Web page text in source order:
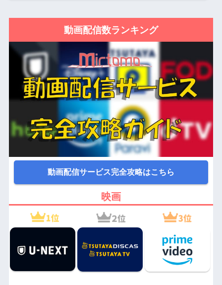
動画配信数ランキング
動画配信サービス完全攻略はこちら
映画